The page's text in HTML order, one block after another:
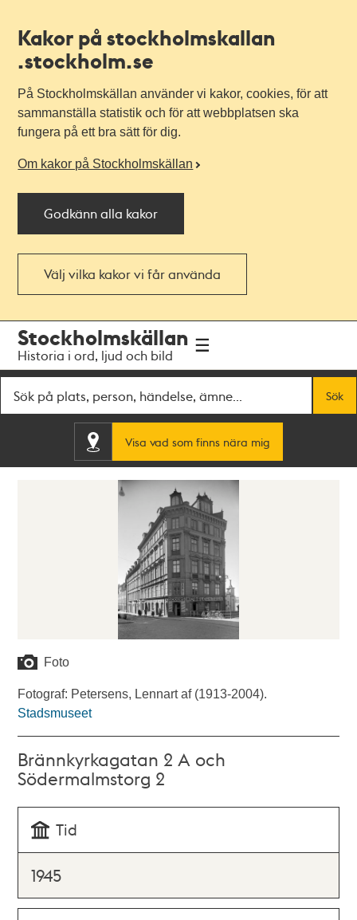
Kakor på stockholmskallan
.stockholm.se
På Stockholmskällan använder vi kakor, cookies, för att
sammanställa statistik och för att webbplatsen ska
fungera på ett bra sätt för dig.
Om kakor på Stockholmskällan
Godkänn alla kakor
Välj vilka kakor vi får använda
navigationen
huvudinnehållet
Stockholmskällan
Historia i ord, ljud och bild
Sök
Visa vad som finns nära mig
Foto
Fotograf: Petersens, Lennart af (1913-2004).
Stadsmuseet
Brännkyrkagatan 2 A och
Södermalmstorg 2
Tid
1945